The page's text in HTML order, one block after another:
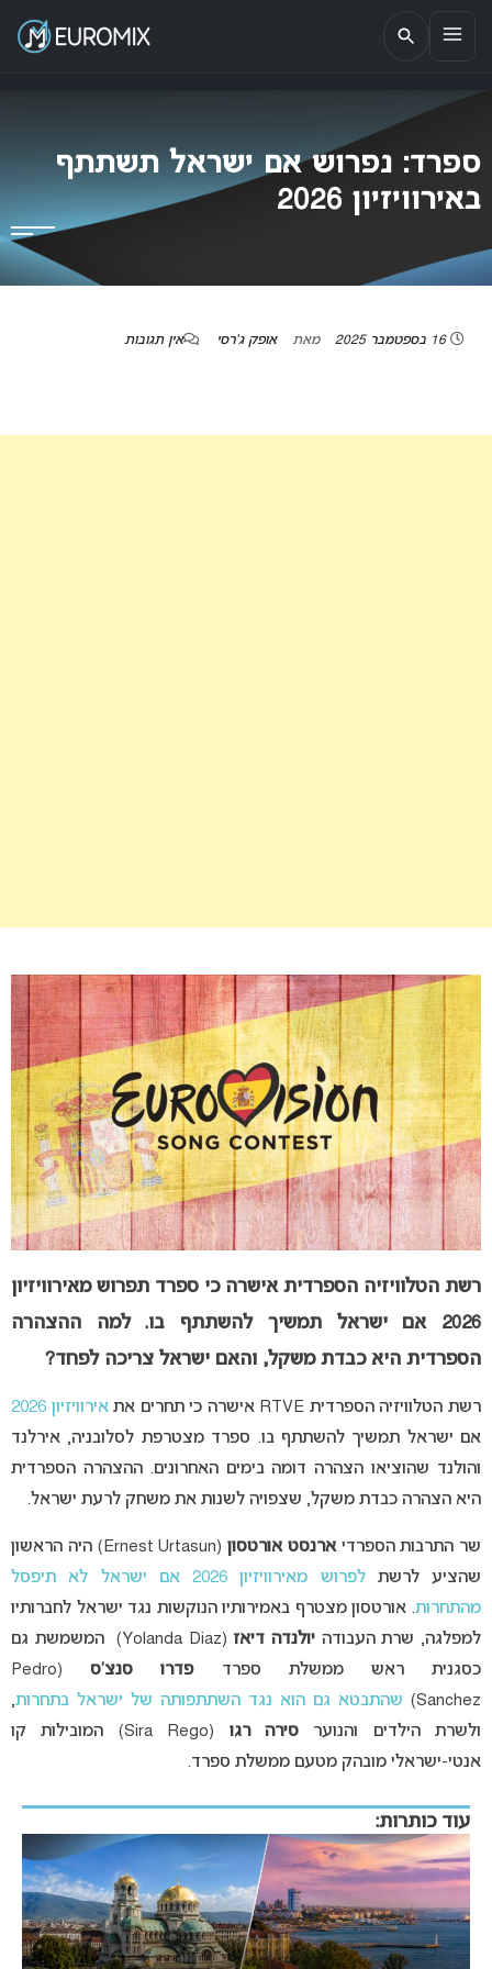
EUROMIX
אתר הבית של האירוויזיון בישראל
ספרד: נפרוש אם ישראל תשתתף
באירוויזיון 2026
16 בספטמבר 2025 מאת אופק ג'רסי אין תגובות
רשת הטלוויזיה הספרדית אישרה כי ספרד תפרוש מאירוויזיון
2026 אם ישראל תמשיך להשתתף בו. למה ההצהרה
הספרדית היא כבדת משקל, והאם ישראל צריכה לפחד?
רשת הטלוויזיה הספרדית RTVE אישרה כי תחרים את
אירוויזיון 2026
אם ישראל תמשיך להשתתף בו. ספרד מצטרפת לסלובניה, אירלנד
והולנד שהוציאו הצהרה דומה בימים האחרונים. ההצהרה הספרדית
היא הצהרה כבדת משקל, שצפויה לשנות את משחק לרעת ישראל.
שר התרבות הספרדיארנסט אורטסון
(Ernest Urtasun) היה הראשון
שהציע לרשת
לפרוש מאירוויזיון 2026 אם ישראל לא תיפסל
מהתחרות. אורטסון מצטרף באמירותיו הנוקשות נגד ישראל לחברותיו
למפלגה, שרת העבודה יולנדה דיאז
(Yolanda Diaz) המשמשת גם
כסגנית ראש ממשלת ספרדפדרו סנצ’ס
(Pedro
Sanchez)
שהתבטא גם הוא נגד השתתפותה של ישראל בתחרות,
ולשרת הילדים והנוערסירה רגו
(Sira Rego) המובילות קו
אנטי-ישראלי מובהק מטעם ממשלת ספרד.
עוד כותרות: